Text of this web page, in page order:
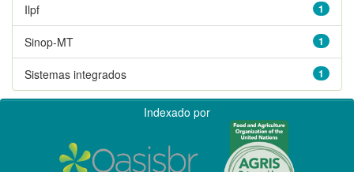
1
Ilpf
1
Sinop-MT
1
Sistemas integrados
Indexado por